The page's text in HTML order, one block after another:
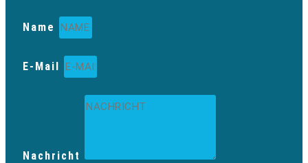
Name
E-Mail
Nachricht